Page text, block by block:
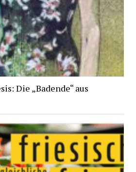
Die „Badende“ aus